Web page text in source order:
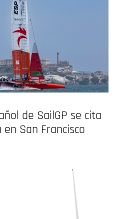
de SailGP se cita
San Francisco